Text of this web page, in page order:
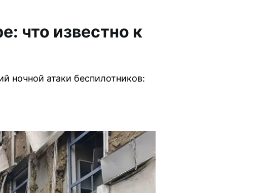
что известно к
ночной атаки беспилотников: